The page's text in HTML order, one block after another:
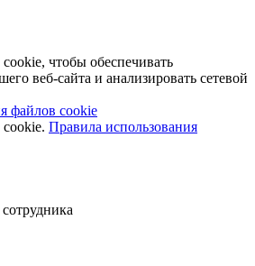
чтобы обеспечивать
веб-сайта и анализировать сетевой
файлов cookie
Правила использования